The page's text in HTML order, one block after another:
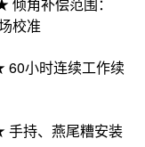
校准
60小时连续工作续
手持、燕尾糟安装